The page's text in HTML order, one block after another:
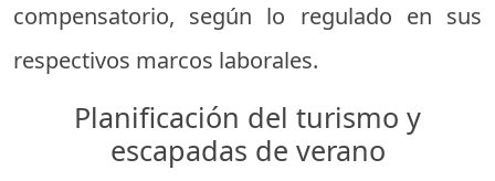
compensatorio, según lo regulado en sus
respectivos marcos laborales.
Planificación del turismo y
escapadas de verano